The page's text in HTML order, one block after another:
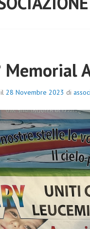
Memorial
28 Novembre 2023 di